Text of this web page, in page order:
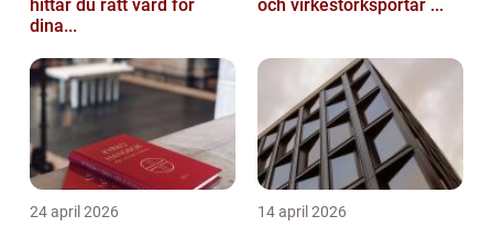
hittar du rätt vård för
dina...
och virkestorksportar ...
24 april 2026 14 april 2026